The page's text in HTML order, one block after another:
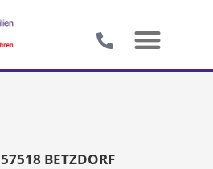
57518 BETZDORF